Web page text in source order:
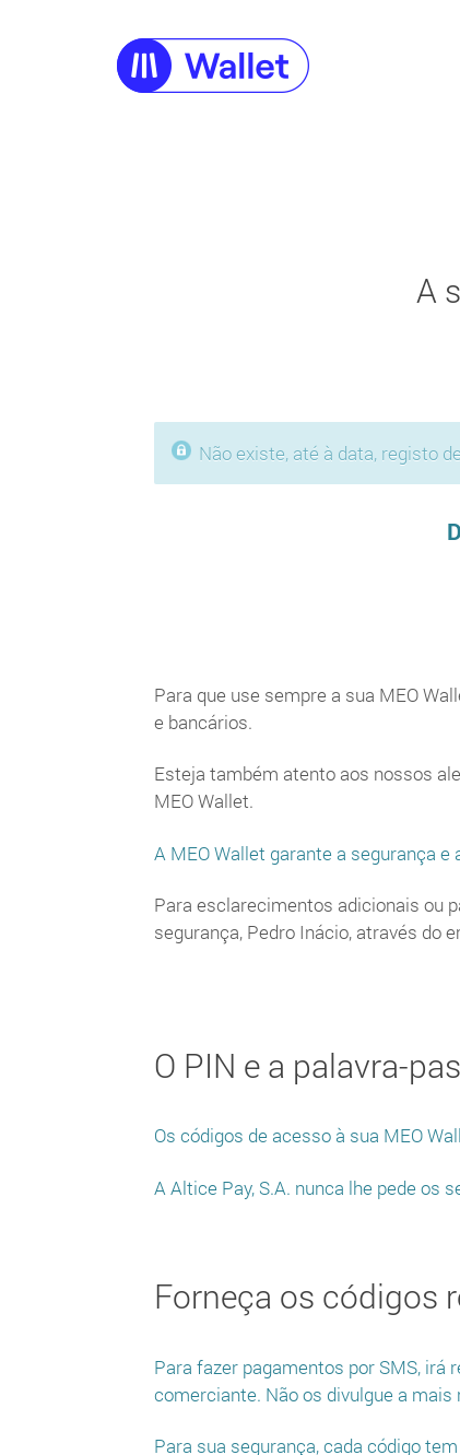
A
Não existe, até à data, registo
Para que use sempre a sua MEO
e bancários.
Esteja também atento aos nossos
MEO Wallet.
A MEO Wallet garante a segurança
Para esclarecimentos adicionais ou
segurança, Pedro Inácio, através do
O PIN e a palavra-
Os códigos de acesso à sua MEO
A Altice Pay, S.A. nunca lhe pede os
Forneça os códigos
Para fazer pagamentos por SMS, irá
comerciante. Não os divulgue a mais
Para sua segurança, cada código